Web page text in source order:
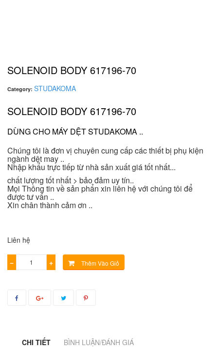
SOLENOID BODY 617196-70
Category: STUDAKOMA
SOLENOID BODY 617196-70
DÙNG CHO MÁY DỆT STUDAKOMA ..
Chúng tôi là đơn vị chuyên cung cấp các thiết bị phụ kiện
ngành dệt may ..
Nhập khẩu trực tiếp từ nhà sản xuất giá tốt nhất...
chất lượng tốt nhất > bảo đảm uy tín..
Mọi Thông tin về sản phẩn xin liên hệ với chúng tôi để
được tư vấn ..
Xin chân thành cảm ơn ..
Liên hệ
− + Thêm Vào Giỏ
CHI TIẾT BÌNH LUẬN/ĐÁNH GIÁ